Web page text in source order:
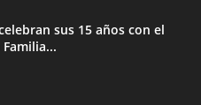
sus 15 años con el